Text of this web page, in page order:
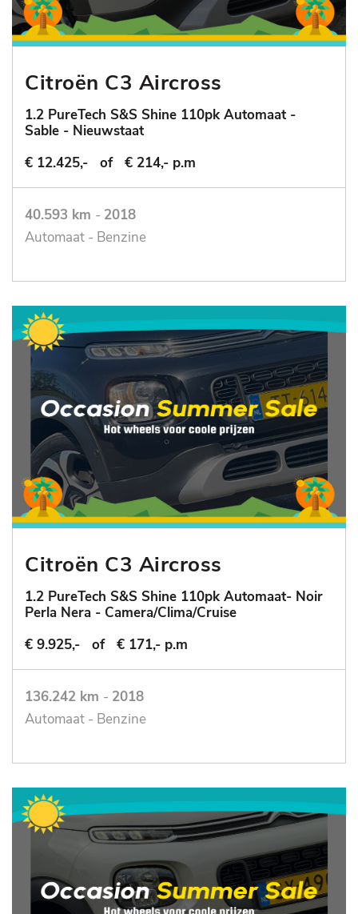
Citroën C3 Aircross
1.2 PureTech S&S Shine 110pk Automaat -
Sable - Nieuwstaat
€ 12.425,-
of € 214,- p.m
40.593 km - 2018
Automaat - Benzine
Citroën C3 Aircross
1.2 PureTech S&S Shine 110pk Automaat- Noir
Perla Nera - Camera/Clima/Cruise
€ 9.925,-
of € 171,- p.m
136.242 km - 2018
Automaat - Benzine